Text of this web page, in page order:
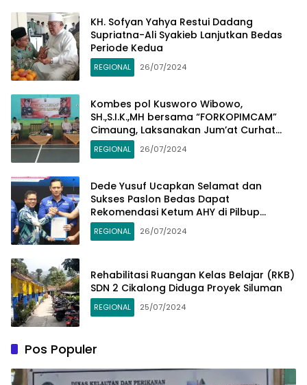
KH. Sofyan Yahya Restui Dadang
Supriatna-Ali Syakieb Lanjutkan Bedas
Periode Kedua
REGIONAL 26/07/2024
Kombes pol Kusworo Wibowo,
SH.,S.I.K.,MH bersama “FORKOPIMCAM”
Cimaung, Laksanakan Jum’at Curhat
Jelang Pemilu Serentak 2024
REGIONAL 26/07/2024
Dede Yusuf Ucapkan Selamat dan
Sukses Paslon Bedas Dapat
Rekomendasi Ketum AHY di Pilbup
Bandung
REGIONAL 26/07/2024
Rehabilitasi Ruangan Kelas Belajar (RKB)
SDN 2 Cikalong Diduga Proyek Siluman
REGIONAL 25/07/2024
Pos Populer